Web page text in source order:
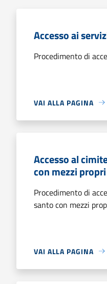
Accesso ai
Procedimento di
VAI ALLA PAGINA
Accesso al
con mezzi propri
Procedimento di
santo con mezzi
VAI ALLA PAGINA